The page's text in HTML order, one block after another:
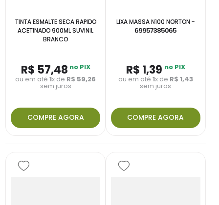
TINTA ESMALTE SECA RAPIDO
ACETINADO 900ML SUVINIL
BRANCO
R$ 57,48 no PIX
ou em até1x de R$ 59,26
sem juros
COMPRE AGORA
LIXA MASSA N100 NORTON -
69957385065
R$ 1,39 no PIX
ou em até 1x de R$ 1,43
sem juros
COMPRE AGORA